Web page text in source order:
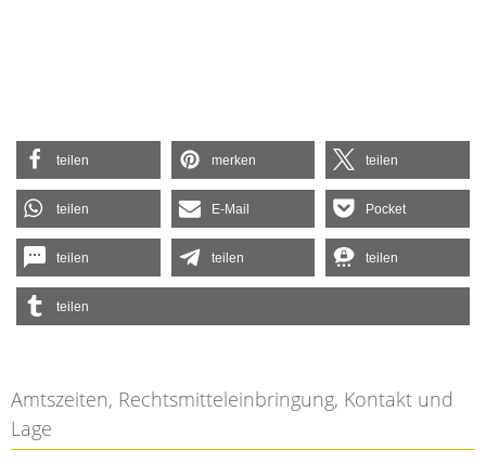
teilen merken teilen
teilen E-Mail Pocket
teilen teilen teilen
teilen
Amtszeiten, Rechtsmitteleinbringung, Kontakt und
Lage